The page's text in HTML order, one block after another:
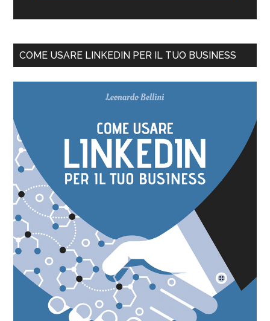
COME USARE LINKEDIN PER IL TUO BUSINESS